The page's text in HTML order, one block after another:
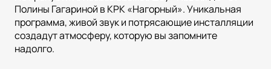
Полины Гагариной в КРК «Нагорный». Уникальная
программа, живой звук и потрясающие инсталляции
создадут атмосферу, которую вы запомните
надолго.